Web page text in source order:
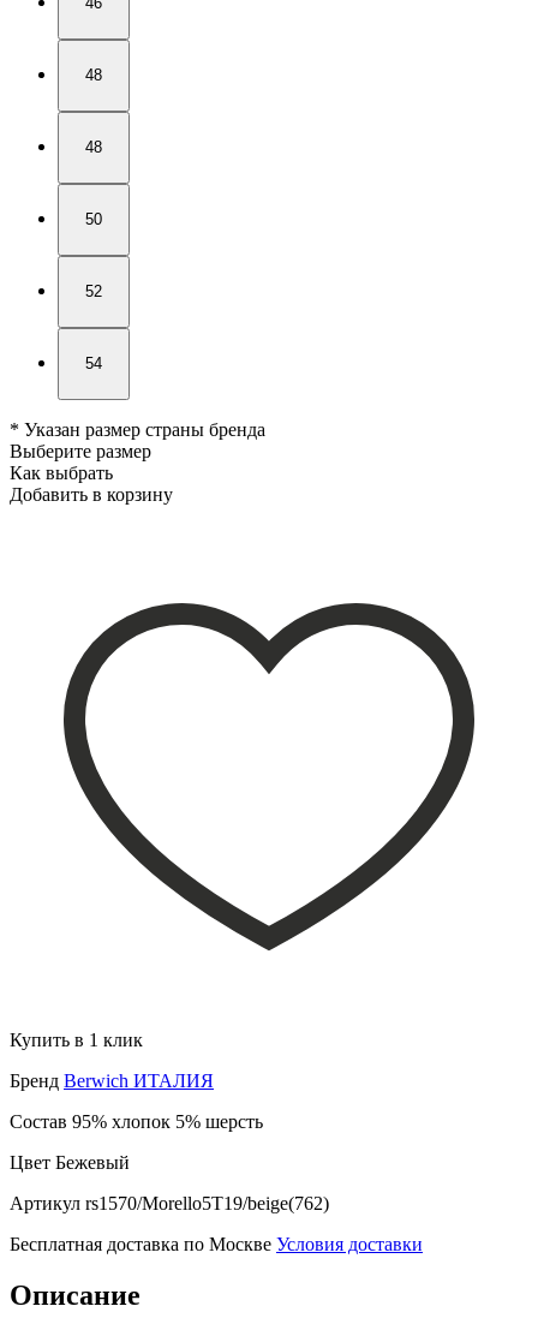
48
48
50
52
54
* Указан размер страны бренда
Выберите размер
Как выбрать
Добавить в корзину
Купить в 1 клик
Бренд Berwich ИТАЛИЯ
Состав 95% хлопок 5% шерсть
Цвет Бежевый
Артикул rs1570/Morello5T19/beige(762)
Бесплатная доставка по Москве Условия доставки
Описание